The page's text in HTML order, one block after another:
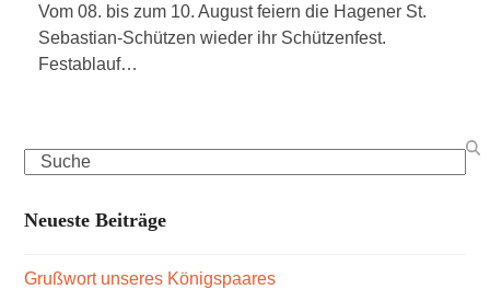
Vom 08. bis zum 10. August feiern die Hagener St.
Sebastian-Schützen wieder ihr Schützenfest.
Festablauf…
Search
Neueste Beiträge
Grußwort unseres Königspaares